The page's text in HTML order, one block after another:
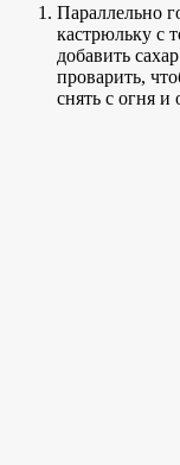
Параллельно
кастрюльку с
добавить
проварить,
снять с огня и